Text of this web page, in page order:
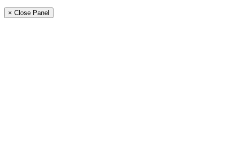
× Close Panel